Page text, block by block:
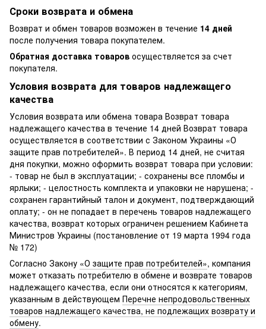
Сроки возврата и обмена
Возврат и обмен товаров возможен в течение 14 дней
после получения товара покупателем.
Обратная доставка товаров осуществляется за счет
покупателя.
Условия возврата для товаров надлежащего
качества
Условия возврата или обмена товара Возврат товара
надлежащего качества в течение 14 дней Возврат товара
осуществляется в соответствии с Законом Украины «О
защите прав потребителей». В период 14 дней, не считая
дня покупки, можно оформить возврат товара при условии:
- товар не был в эксплуатации; - сохранены все пломбы и
ярлыки; - целостность комплекта и упаковки не нарушена; -
сохранен гарантийный талон и документ, подтверждающий
оплату; - он не попадает в перечень товаров надлежащего
качества, возврат которых ограничен решением Кабинета
Министров Украины (постановление от 19 марта 1994 года
№ 172)
Согласно Закону «О защите прав потребителей», компания
может отказать потребителю в обмене и возврате товаров
надлежащего качества, если они относятся к категориям,
указанным в действующем Перечне непродовольственных
товаров надлежащего качества, не подлежащих возврату и
обмену.